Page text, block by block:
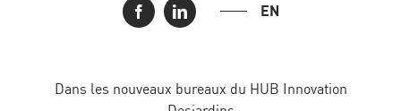
EN
Dans les nouveaux bureaux du HUB Innovation